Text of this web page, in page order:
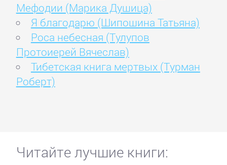
Мефодии (Марика Душица)
Я благодарю (Шипошина Татьяна)
Роса небесная (Тулупов
Протоиерей Вячеслав)
Тибетская книга мертвых (Турман
Роберт)
Читайте лучшие книги: